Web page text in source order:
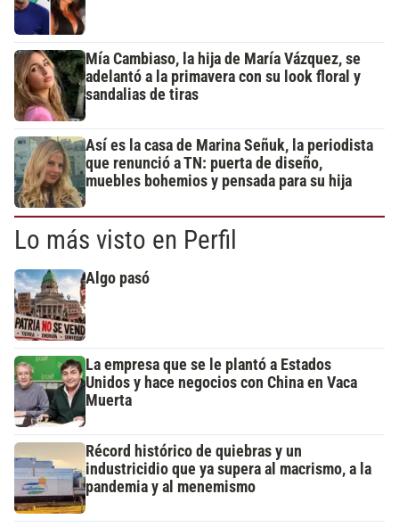
Mía Cambiaso, la hija de María Vázquez, se
adelantó a la primavera con su look floral y
sandalias de tiras
Así es la casa de Marina Señuk, la periodista
que renunció a TN: puerta de diseño,
muebles bohemios y pensada para su hija
Lo más visto en Perfil
Algo pasó
La empresa que se le plantó a Estados
Unidos y hace negocios con China en Vaca
Muerta
Récord histórico de quiebras y un
industricidio que ya supera al macrismo, a la
pandemia y al menemismo